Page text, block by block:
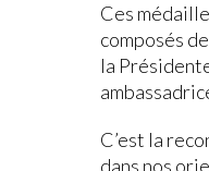
Ces
composés
la
C’est la
dans nos